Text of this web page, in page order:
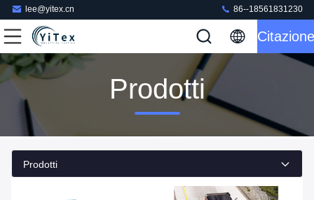
lee@yitex.cn 86--18561831230
Citazione
Prodotti
Prodotti